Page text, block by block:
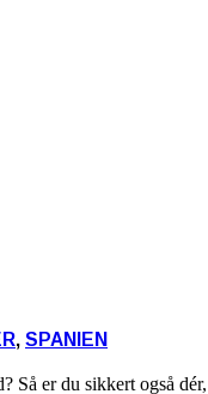
, SPANIEN
Så er du sikkert også